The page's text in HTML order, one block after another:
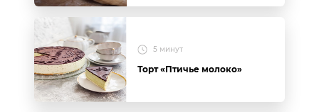
5 минут
Торт «Птичье молоко»